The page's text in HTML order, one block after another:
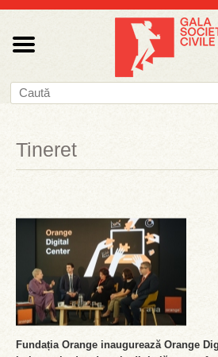
Tineret
Fundația Orange inaugurează Orange